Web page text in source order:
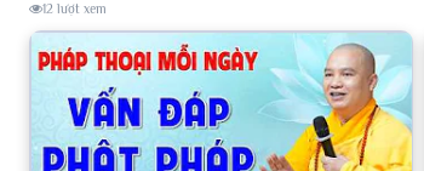
12 lượt xem